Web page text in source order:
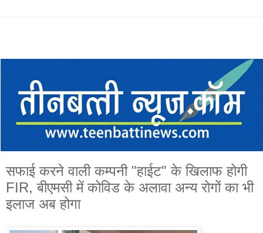
सफाई करने वाली कम्पनी "हाईट" के खिलाफ होगी
FIR, बीएमसी में कोविड के अलावा अन्य रोगों का भी
इलाज अब होगा